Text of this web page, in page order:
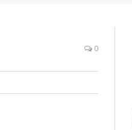
0